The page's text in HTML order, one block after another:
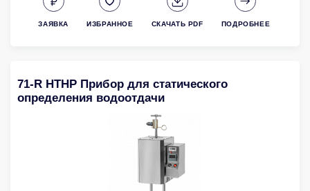
ЗАЯВКА ИЗБРАННОЕ СКАЧАТЬ PDF ПОДРОБНЕЕ
71-R HTHP Прибор для статического
определения водоотдачи